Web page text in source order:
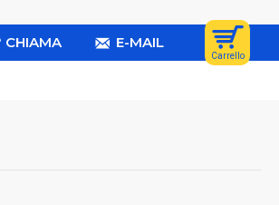
CHIAMA E-MAIL
Carrello